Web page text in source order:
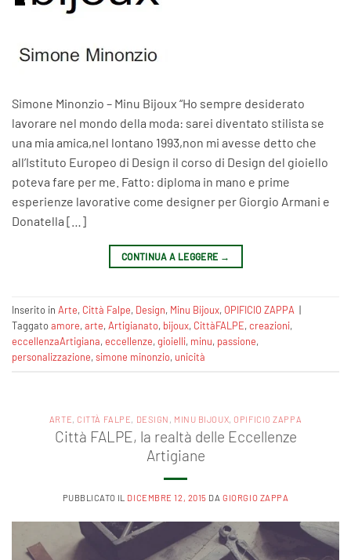
Simone Minonzio – Minu Bijoux “Ho sempre desiderato
lavorare nel mondo della moda: sarei diventato stilista se
una mia amica,nel lontano 1993,non mi avesse detto che
all’Istituto Europeo di Design il corso di Design del gioiello
poteva fare per me. Fatto: diploma in mano e prime
esperienze lavorative come designer per Giorgio Armani e
Donatella […]
CONTINUA A LEGGERE →
Inserito in Arte, Città Falpe, Design, Minu Bijoux, OPIFICIO ZAPPA |
Taggatoamore,arte,Artigianato, bijoux, CittàFALPE,creazioni,
eccellenzaArtigiana‬,eccellenze,gioielli, minu, passione,
personalizzazione,simone minonzio, unicità
ARTE, CITTÀ FALPE, DESIGN , MINU BIJOUX, OPIFICIO ZAPPA
Città FALPE, la realtà delle Eccellenze
Artigiane
PUBBLICATO IL DICEMBRE 12, 2015 DAGIORGIO ZAPPA